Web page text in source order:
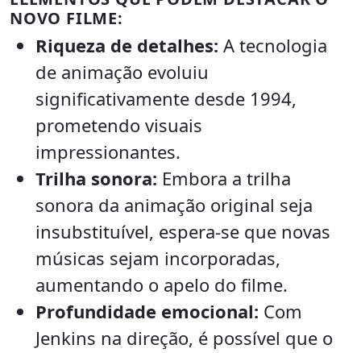
NOVO FILME:
Riqueza de detalhes: A tecnologia
de animação evoluiu
significativamente desde 1994,
prometendo visuais
impressionantes.
Trilha sonora: Embora a trilha
sonora da animação original seja
insubstituível, espera-se que novas
músicas sejam incorporadas,
aumentando o apelo do filme.
Profundidade emocional: Com
Jenkins na direção, é possível que o